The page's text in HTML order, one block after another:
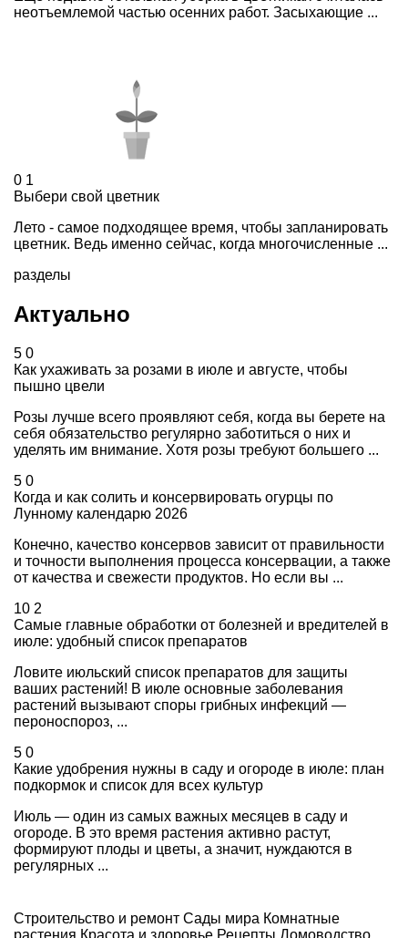
неотъемлемой частью осенних работ. Засыхающие ...
0 1
Выбери свой цветник
Лето - самое подходящее время, чтобы запланировать
цветник. Ведь именно сейчас, когда многочисленные ...
разделы
Актуально
5 0
Как ухаживать за розами в июле и августе, чтобы
пышно цвели
Розы лучше всего проявляют себя, когда вы берете на
себя обязательство регулярно заботиться о них и
уделять им внимание. Хотя розы требуют большего ...
5 0
Когда и как солить и консервировать огурцы по
Лунному календарю 2026
Конечно, качество консервов зависит от правильности
и точности выполнения процесса консервации, а также
от качества и свежести продуктов. Но если вы ...
10 2
Самые главные обработки от болезней и вредителей в
июле: удобный список препаратов
Ловите июльский список препаратов для защиты
ваших растений! В июле основные заболевания
растений вызывают споры грибных инфекций —
пероноспороз, ...
5 0
Какие удобрения нужны в саду и огороде в июле: план
подкормок и список для всех культур
Июль — один из самых важных месяцев в саду и
огороде. В это время растения активно растут,
формируют плоды и цветы, а значит, нуждаются в
регулярных ...
Строительство и ремонт Сады мира Комнатные
растения Красота и здоровье Рецепты Домоводство